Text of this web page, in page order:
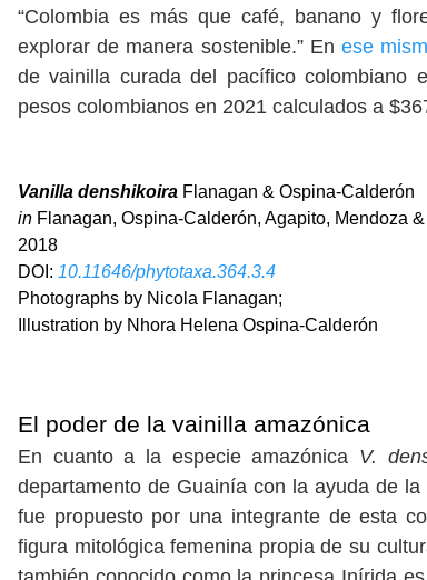
“Colombia es más que café, banano y
explorar de manera sostenible.” En ese
de vainilla curada del pacífico colombiano
pesos colombianos en 2021 calculados a
Vanilla denshikoira Flanagan & Ospina-Calderón
in Flanagan, Ospina-Calderón, Agapito, Mendoza
2018
DOI: 10.11646/phytotaxa.364.3.4
Photographs by Nicola Flanagan;
Illustration by Nhora Helena Ospina-Calderón
El poder de la vainilla amazónica
En cuanto a la especie amazónica V.
departamento de Guainía con la ayuda de
fue propuesto por una integrante de esta
figura mitológica femenina propia de su